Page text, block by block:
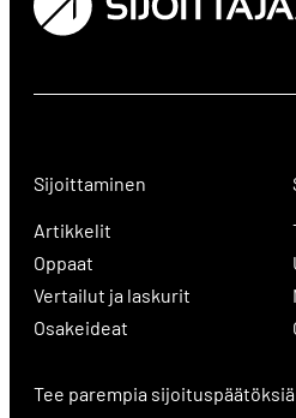
Sijoittaminen
Artikkelit
Oppaat
Vertailut ja laskurit
Osakeideat
Tee parempia sijoituspäätöksiä